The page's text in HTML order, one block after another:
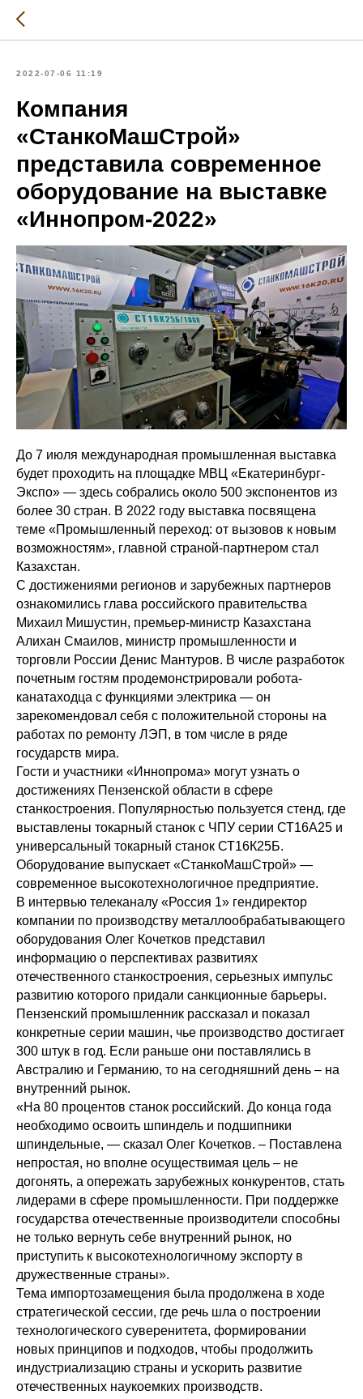
2022-07-06 11:19
Компания
«СтанкоМашСтрой»
представила современное
оборудование на выставке
«Иннопром-2022»
До 7 июля международная промышленная выставка
будет проходить на площадке МВЦ «Екатеринбург-
Экспо» — здесь собрались около 500 экспонентов из
более 30 стран. В 2022 году выставка посвящена
теме «Промышленный переход: от вызовов к новым
возможностям», главной страной-партнером стал
Казахстан.
С достижениями регионов и зарубежных партнеров
ознакомились глава российского правительства
Михаил Мишустин, премьер-министр Казахстана
Алихан Смаилов, министр промышленности и
торговли России Денис Мантуров. В числе разработок
почетным гостям продемонстрировали робота-
канатаходца с функциями электрика — он
зарекомендовал себя с положительной стороны на
работах по ремонту ЛЭП, в том числе в ряде
государств мира.
Гости и участники «Иннопрома» могут узнать о
достижениях Пензенской области в сфере
станкостроения. Популярностью пользуется стенд, где
выставлены токарный станок с ЧПУ серии СТ16А25 и
универсальный токарный станок СТ16К25Б.
Оборудование выпускает «СтанкоМашСтрой» —
современное высокотехнологичное предприятие.
В интервью телеканалу «Россия 1» гендиректор
компании по производству металлообрабатывающего
оборудования Олег Кочетков представил
информацию о перспективах развитиях
отечественного станкостроения, серьезных импульс
развитию которого придали санкционные барьеры.
Пензенский промышленник рассказал и показал
конкретные серии машин, чье производство достигает
300 штук в год. Если раньше они поставлялись в
Австралию и Германию, то на сегодняшний день – на
внутренний рынок.
«На 80 процентов станок российский. До конца года
необходимо освоить шпиндель и подшипники
шпиндельные, — сказал Олег Кочетков. – Поставлена
непростая, но вполне осуществимая цель – не
догонять, а опережать зарубежных конкурентов, стать
лидерами в сфере промышленности. При поддержке
государства отечественные производители способны
не только вернуть себе внутренний рынок, но
приступить к высокотехнологичному экспорту в
дружественные страны».
Тема импортозамещения была продолжена в ходе
стратегической сессии, где речь шла о построении
технологического суверенитета, формировании
новых принципов и подходов, чтобы продолжить
индустриализацию страны и ускорить развитие
отечественных наукоемких производств.